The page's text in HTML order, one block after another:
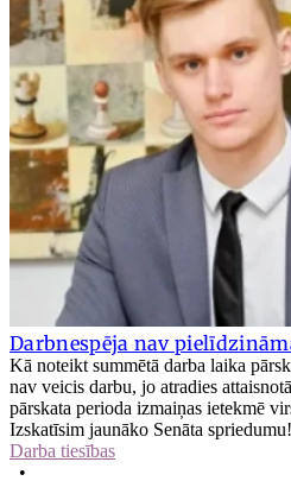
Darbnespēja nav
Kā noteikt summētā darba laika
nav veicis darbu, jo atradies
pārskata perioda izmaiņas ietekmē
Izskatīsim jaunāko Senāta spriedumu!
Darba tiesības
•